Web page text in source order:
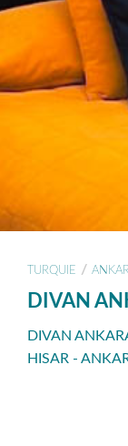
TURQUIE /
DIVAN
DIVAN
HISAR -